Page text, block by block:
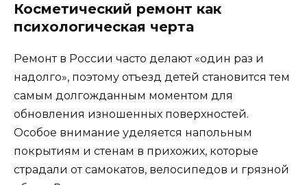
Косметический ремонт как
психологическая черта
Ремонт в России часто делают «один раз и
надолго», поэтому отъезд детей становится тем
самым долгожданным моментом для
обновления изношенных поверхностей.
Особое внимание уделяется напольным
покрытиям и стенам в прихожих, которые
страдали от самокатов, велосипедов и грязной